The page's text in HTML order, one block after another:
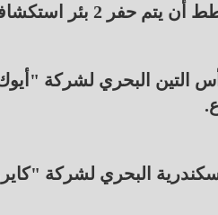
استكشافية بكل قطاع.